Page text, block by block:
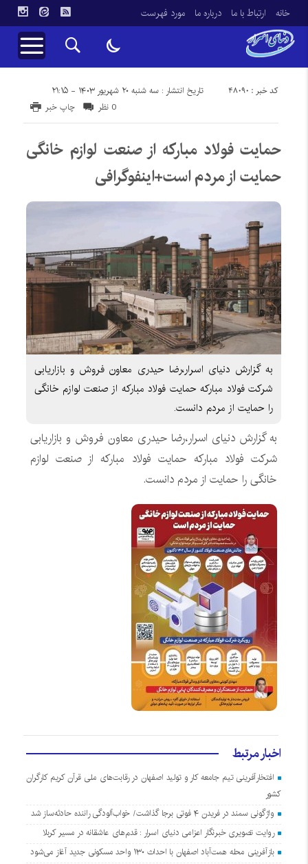
خانه ارتباط با ما درباره ما مورد فهرست
تاریخ انتشار : سه شنبه ۲۰ شهریور ۱۴۰۳ - ۲۱:۱۵ کد خبر : 48090
چاپ خبر 0 نظر
حمایت فولاد مبارکه از صنعت لوازم خانگی
حمایت از مردم است+اینفوگرافی
به گزارش دنیای اسرار،رضا حیدری معاون فروش و بازاریابی
شرکت فولاد مبارکه حمایت فولاد مبارکه از صنعت لوازم خانگی
را حمایت از مردم دانست.
به گزارش دنیای اسرار،رضا حیدری معاون فروش و بازاریابی
شرکت فولاد مبارکه حمایت فولاد مبارکه از صنعت لوازم
خانگی را حمایت از مردم دانست.
اخبار مرتبط
افتخارآفرینی تیم جامعه کار و تولید اصفهان در رقابت‌های ملی قرآن کریم کارگران
کشور
واژگونی سمند در فریدن ۴ فوتی برجا گذاشت/ خواب‌آلودگی راننده حادثه‌ساز شد
روایت تصویری خبرنگار اعزامی دنیای اسرار : قدم‌های عاشقانه در مسیر کربلا
بازآفرینی محله همت‌آباد اصفهان با احداث ۱۳۰ واحد مسکونی جدید آغاز می‌شود